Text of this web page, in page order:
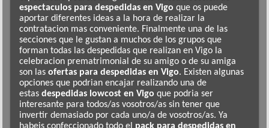
espectaculos para despedidas en Vigo que os puede
aportar diferentes ideas a la hora de realizar la
contratacion mas conveniente. Finalmente una de las
secciones que le gustan a muchos de los grupos que
forman todas las despedidas que realizan en Vigo la
celebracion prematrimonial de su amigo o de su amiga
son lasofertas para despedidas en Vigo. Existen algunas
opciones que podrian encajar realizando una de
estasdespedidas lowcost en Vigo que podria ser
interesante para todos/as vosotros/as sin tener que
invertir demasiado por cada uno/a de vosotros/as. Ya